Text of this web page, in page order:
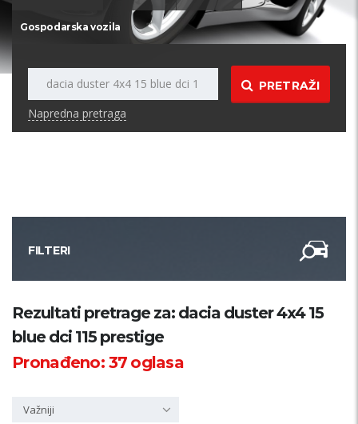
Gospodarska vozila
PRETRAŽI
Napredna pretraga
FILTERI
Kategorija
Županija
Rezultati pretrage za: dacia duster 4x4 15
blue dci 115 prestige
Pronađeno:37oglasa
Važniji